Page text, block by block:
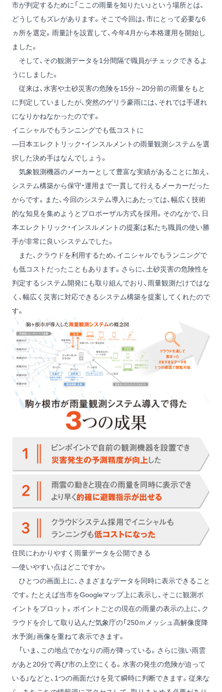
市が判定するために「ここの雨量を知りたい」という場所とは、
どうしてもズレがあります。そこで今回は、市にとって必要な6
ヵ所を選定。雨量計を設置して、今年4月から本格運用を開始し
ました。
そして、その観測データを1分間隔で職員がチェックできるよ
うにしました。
従来は、水害や土砂災害の危険を15分～20分前の雨量をもと
に判定していましたが、突然のゲリラ豪雨には、それでは手遅れ
になりかねなかったのです。
イニシャルでもランニングでも低コストに
―日本エレクトリック・インスルメントの雨量観測システムを選
択した決め手はなんでしょう。
気象観測機器のメーカーとして豊富な実績があることに加え、
システム構築から保守・運用まで一貫して行えるメーカーだった
からです。また、今回のシステム導入にあたっては、幅広く技術
的な知見を集めようとプロポーザル方式を採用。そのなかで、日
本エレクトリック・インスルメントの提案は私たち職員の使い勝
手が非常に良いシステムでした。
また、クラウドを利用するため、イニシャルでもランニングで
も低コストだったこともあります。さらに、土砂災害の危険性を
判定するシステム開発にも取り組んでおり、雨量観測だけではな
く、幅広く災害に対応できるシステム構築を提案してくれたので
す。
住民にわかりやすく雨量データを公開できる
―使いやすい点はどこですか。
ひとつの画面上に、さまざまなデータを同時に表示できること
です。たとえば当市をGoogleマップ上に表示し、そこに観測ポ
イントをプロット。ポイントごとの現在の雨量の表示の上に、ク
ラウドを介して取り込んだ気象庁の「250ｍメッシュ高解像度降
水予測」画像を重ねて表示できます。
「いま、この地点でかなりの雨が降っている。さらに強い雨雲
があと20分で再び市の上空にくる。水害の発生の危険が迫って
いる」などと、1つの画面だけを見て瞬時に判断できます。従来な